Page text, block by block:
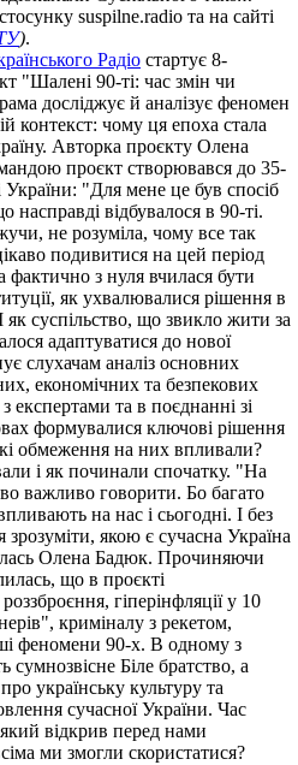
suspilne.radio та на сайті
).
Радіо стартує 8-
"Шалені 90-ті: час змін чи
досліджує й аналізує феномен
контекст: чому ця епоха стала
Авторка проєкту Олена
проєкт створювався до 35-
України: "Для мене це був спосіб
насправді відбувалося в 90-ті.
не розуміла, чому все так
подивитися на цей період
фактично з нуля вчилася бути
як ухвалювалися рішення в
як суспільство, що звикло жити за
адаптуватися до нової
слухачам аналіз основних
економічних та безпекових
експертами та в поєднанні зі
формувалися ключові рішення
обмеження на них впливали?
і як починали спочатку. "На
важливо говорити. Бо багато
на нас і сьогодні. І без
якою є сучасна Україна
Олена Бадюк. Прочиняючи
що в проєкті
гіперінфляції у 10
криміналу з рекетом,
феномени 90-х. В одному з
сумнозвісне Біле братство, а
українську культуру та
сучасної України. Час
відкрив перед нами
ми змогли скористатися?